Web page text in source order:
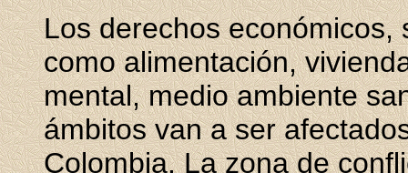
Los derechos económicos,
como alimentación,
mental, medio ambiente
ámbitos van a ser
Colombia. La zona de